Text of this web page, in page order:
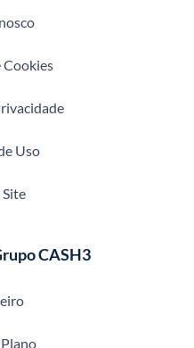
Cookies
Uso
CASH3